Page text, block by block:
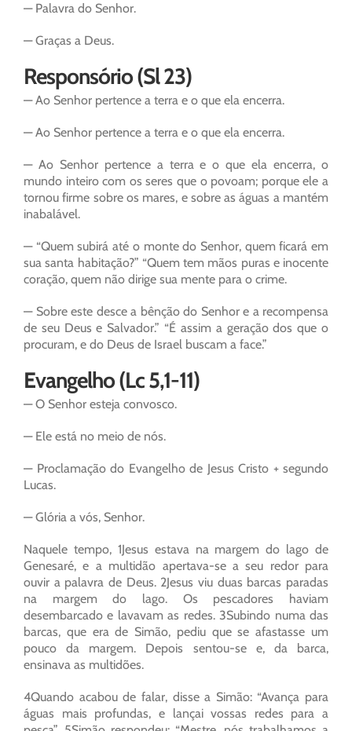
— Palavra do Senhor.
— Graças a Deus.
Responsório (Sl 23)
— Ao Senhor pertence a terra e o que ela encerra.
— Ao Senhor pertence a terra e o que ela encerra.
— Ao Senhor pertence a terra e o que ela encerra, o
mundo inteiro com os seres que o povoam; porque ele a
tornou firme sobre os mares, e sobre as águas a mantém
inabalável.
— “Quem subirá até o monte do Senhor, quem ficará em
sua santa habitação?” “Quem tem mãos puras e inocente
coração, quem não dirige sua mente para o crime.
— Sobre este desce a bênção do Senhor e a recompensa
de seu Deus e Salvador.” “É assim a geração dos que o
procuram, e do Deus de Israel buscam a face.”
Evangelho (Lc 5,1-11)
— O Senhor esteja convosco.
— Ele está no meio de nós.
— Proclamação do Evangelho de Jesus Cristo + segundo
Lucas.
— Glória a vós, Senhor.
Naquele tempo, 1Jesus estava na margem do lago de
Genesaré, e a multidão apertava-se a seu redor para
ouvir a palavra de Deus. 2Jesus viu duas barcas paradas
na margem do lago. Os pescadores haviam
desembarcado e lavavam as redes. 3Subindo numa das
barcas, que era de Simão, pediu que se afastasse um
pouco da margem. Depois sentou-se e, da barca,
ensinava as multidões.
4Quando acabou de falar, disse a Simão: “Avança para
águas mais profundas, e lançai vossas redes para a